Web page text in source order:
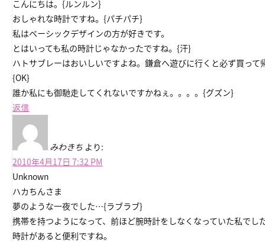
こんにちは。{ルンルン}
おしゃれな時計ですね。{パチパチ}
私はベーシックデザインの方が好きです。
とはいっても私の時計じゃなかったですね。{汗}
ハトサブレーはおいしいですよね。鎌倉へ遊びに行くと必ず買って
{OK}
誰か私にも御馳走してくれないですかねぇ。。。。{グズン}
返信
みわきち より:
2010年4月17日 7:32 PM
Unknown
ハカちんさま
夢のような一夜でした…{ラブラブ}
携帯を持つようになって、前ほど腕時計をしなくなっていた私でし
時計があると便利ですね。